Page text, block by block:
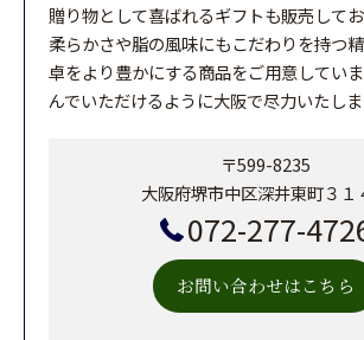
贈り物として喜ばれるギフトも販売してお
柔らかさや脂の風味にもこだわりを持つ
卓をより豊かにする商品をご用意してい
んでいただけるように大阪で尽力いたしま
〒599-8235
大阪府堺市中区深井東町３１
072-277-
お問い合わせはこちら